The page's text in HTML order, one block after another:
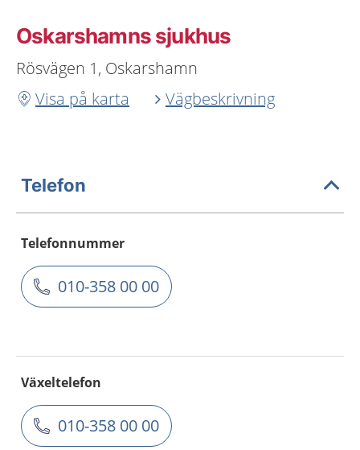
Oskarshamns sjukhus
Rösvägen 1, Oskarshamn
Visa på karta
Vägbeskrivning
Telefon
Telefonnummer
010-358 00 00
Växeltelefon
010-358 00 00